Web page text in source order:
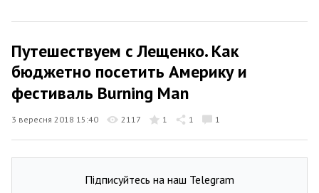
Путешествуем с Лещенко. Как
бюджетно посетить Америку и
фестиваль Burning Man
3 вересня 2018 15:40 2117 1 1 1
Підписуйтесь на наш Telegram